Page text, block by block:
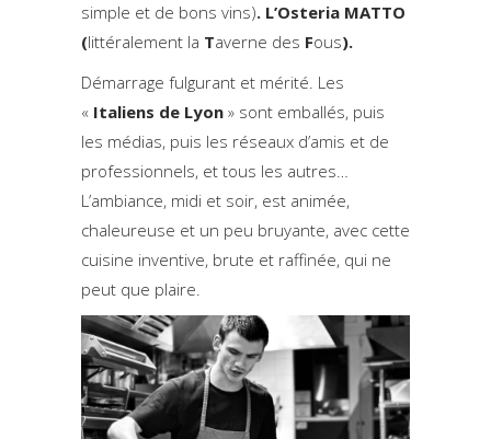
simple et de bons vins). L’Osteria MATTO
(littéralement la Taverne des Fous).
Démarrage fulgurant et mérité. Les
« Italiens de Lyon » sont emballés, puis
les médias, puis les réseaux d’amis et de
professionnels, et tous les autres…
L’ambiance, midi et soir, est animée,
chaleureuse et un peu bruyante, avec cette
cuisine inventive, brute et raffinée, qui ne
peut que plaire.